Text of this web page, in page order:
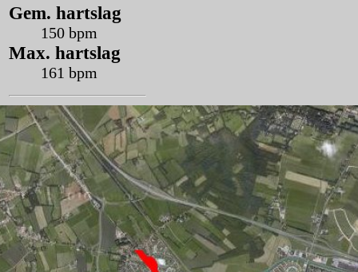
Gem. hartslag
150 bpm
Max. hartslag
161 bpm